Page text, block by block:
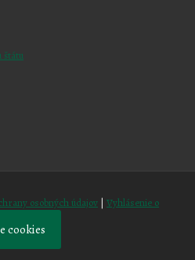
štátu
osobných údajov | Vyhlásenie o
cookies